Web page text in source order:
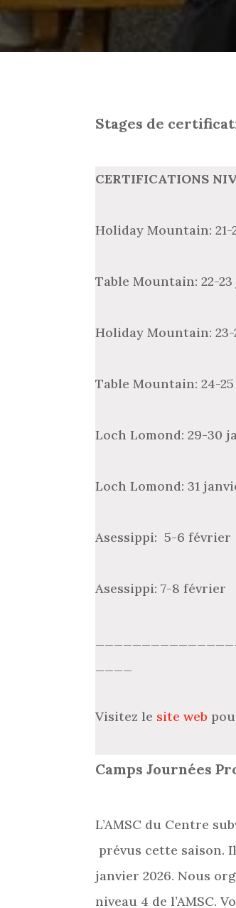
Stages de
CERTIFICATIONS
Holiday Mountain: 21-
Table Mountain: 22-
Holiday Mountain:
Table Mountain: 24-
Loch Lomond: 29-30
Loch Lomond: 31
Asessippi: 5-6 février
Asessippi: 7-8 février
Visitez le site web
Camps Journées
L’AMSC du Centre
prévus cette saison.
janvier 2026. Nous
niveau 4 de l’AMSC.